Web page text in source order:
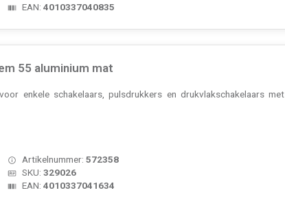
EAN:4010337040835
55 aluminium mat
enkele schakelaars, pulsdrukkers en drukvlakschakelaars met
Artikelnummer:572358
SKU:329026
EAN:4010337041634